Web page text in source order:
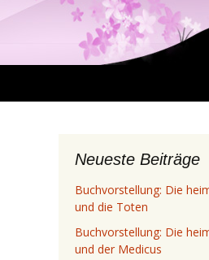
Neueste Beiträge
Buchvorstellung: Die
und die Toten
Buchvorstellung: Die
und der Medicus